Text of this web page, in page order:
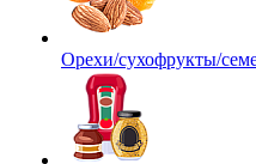
Орехи/сухофрукты/